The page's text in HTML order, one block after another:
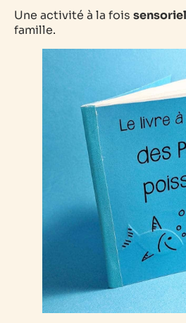
Une activité à la fois
famille.